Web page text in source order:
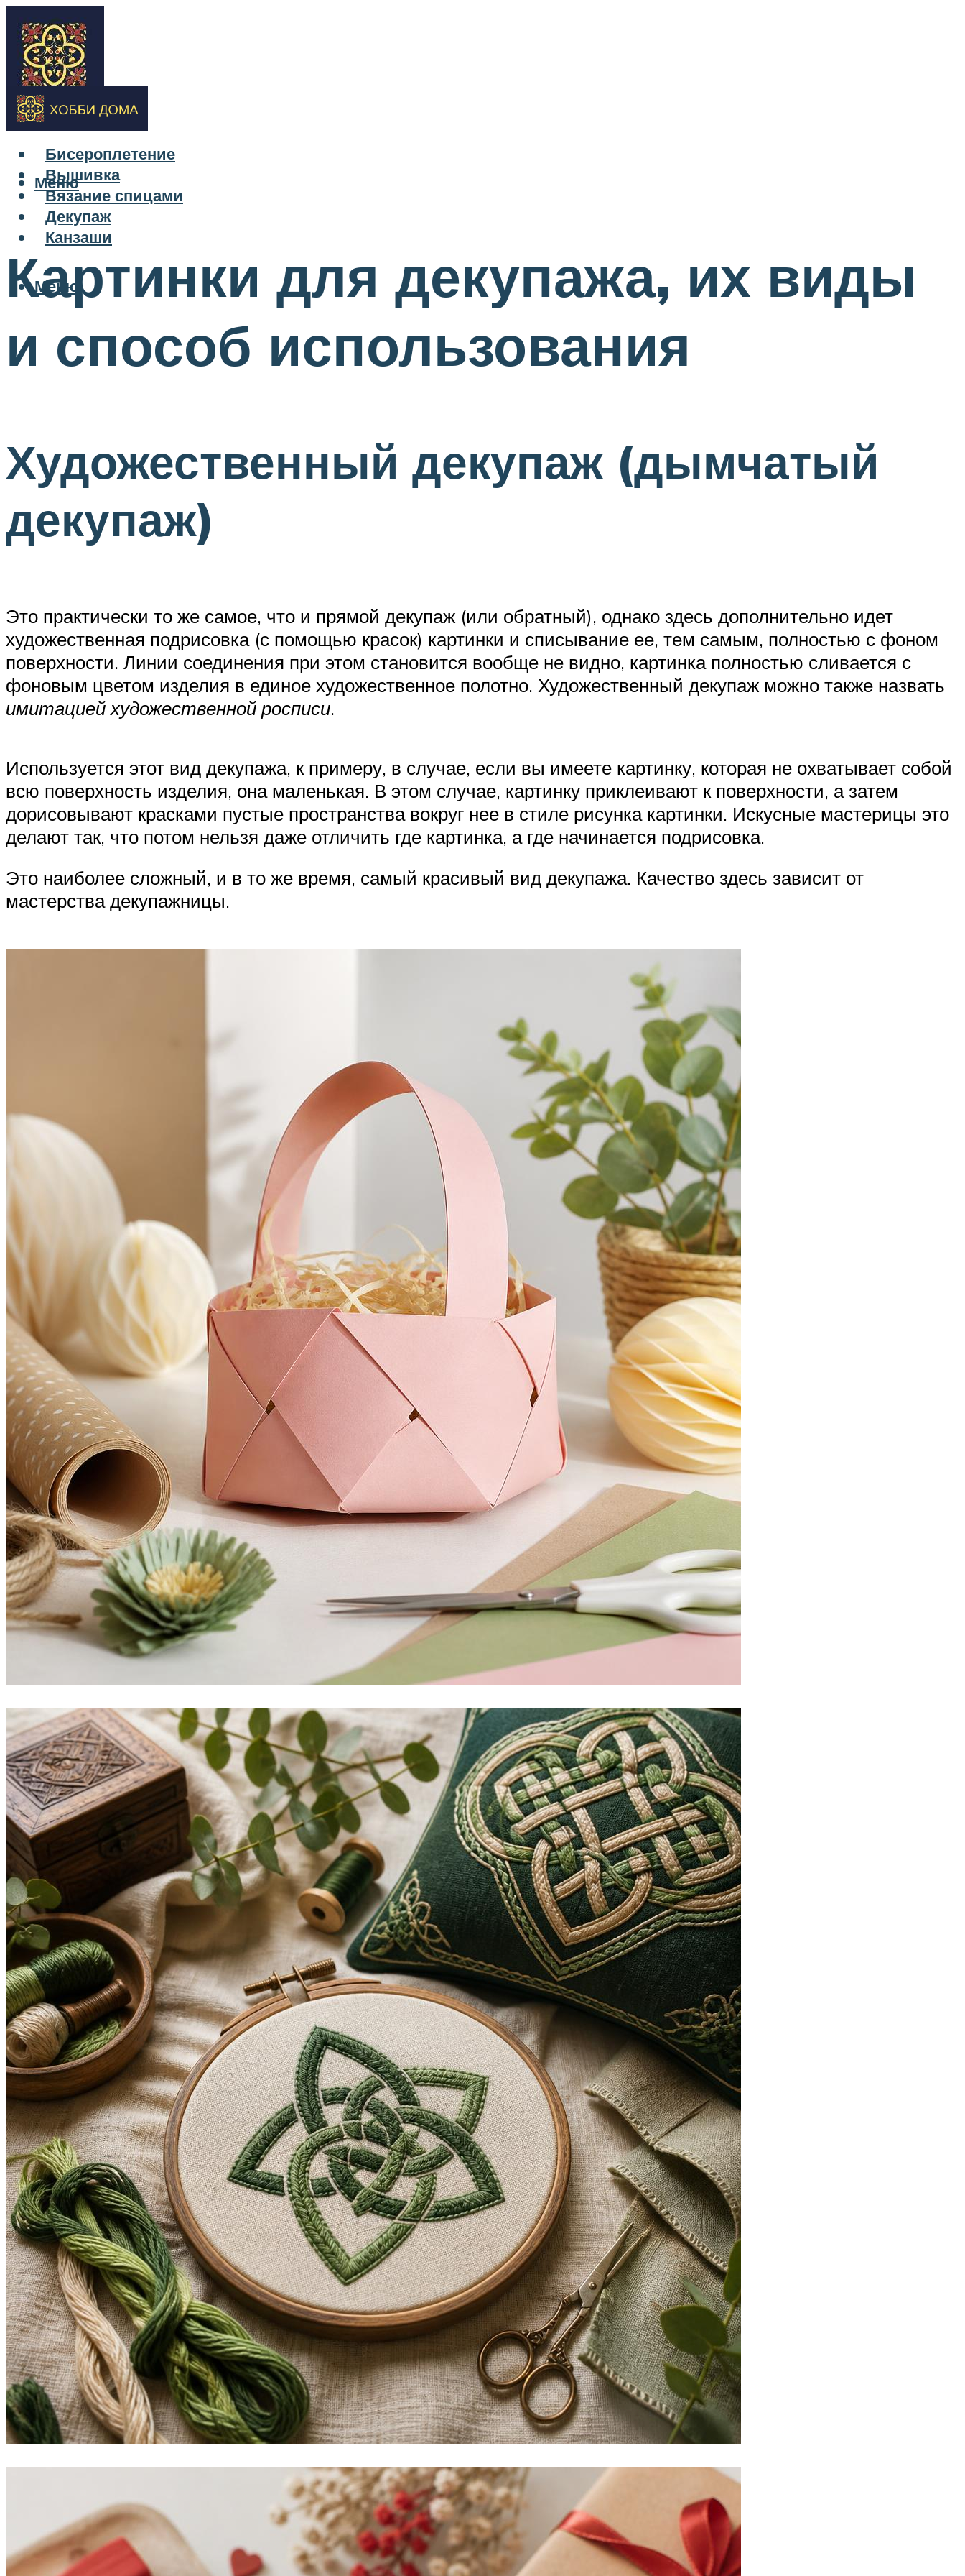
Бисероплетение
Вышивка
Вязание спицами
Декупаж
Канзаши
Меню
Меню
Картинки для декупажа, их виды
и способ использования
Художественный декупаж (дымчатый
декупаж)
Это практически то же самое, что и прямой декупаж (или обратный), однако здесь дополнительно идет
художественная подрисовка (с помощью красок) картинки и списывание ее, тем самым, полностью с фоном
поверхности. Линии соединения при этом становится вообще не видно, картинка полностью сливается с
фоновым цветом изделия в единое художественное полотно. Художественный декупаж можно также назвать
имитацией художественной росписи.
Используется этот вид декупажа, к примеру, в случае, если вы имеете картинку, которая не охватывает собой
всю поверхность изделия, она маленькая. В этом случае, картинку приклеивают к поверхности, а затем
дорисовывают красками пустые пространства вокруг нее в стиле рисунка картинки. Искусные мастерицы это
делают так, что потом нельзя даже отличить где картинка, а где начинается подрисовка.
Это наиболее сложный, и в то же время, самый красивый вид декупажа. Качество здесь зависит от
мастерства декупажницы.